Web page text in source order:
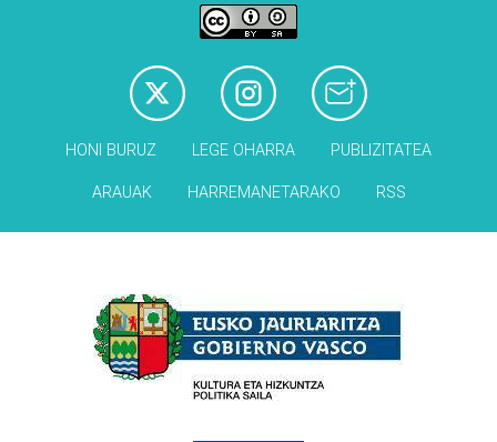
HONI BURUZ LEGE OHARRA PUBLIZITATEA
ARAUAK HARREMANETARAKO RSS